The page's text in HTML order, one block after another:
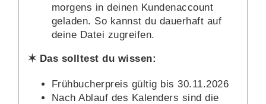
morgens in deinen Kundenaccount
geladen. So kannst du dauerhaft auf
deine Datei zugreifen.
✶ Das solltest du wissen:
Frühbucherpreis gültig bis 30.11.2026
Nach Ablauf des Kalenders sind die